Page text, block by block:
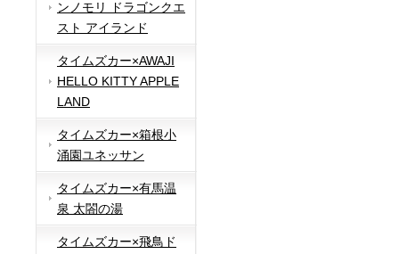
ンノモリ ドラゴンクエ
スト アイランド
タイムズカー×AWAJI
HELLO KITTY APPLE
LAND
タイムズカー×箱根小
涌園ユネッサン
タイムズカー×有馬温
泉 太閤の湯
タイムズカー×飛鳥ド